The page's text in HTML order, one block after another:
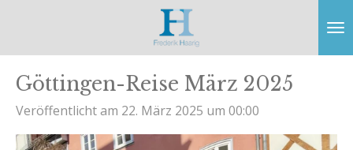
Göttingen-Reise März 2025
Veröffentlicht am 22. März 2025 um 00:00